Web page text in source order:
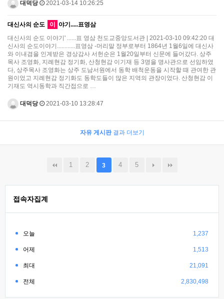
대덕당 2021-03-14 10:26:25
대신사의 순도 이 야기.....표영삼
대신사의 순도 이야기' ......표 영삼 천도교중앙도서관 | 2021-03-10 09:42:20 대
신사의 순도이야기............표영삼 -머리말 정부로부터 1864년 1월6일에 대신사
와 이내겸을 인계받은 경상감사 서헌순은 1월20일부터 신문에 들어갔다. 상주
목사 조영화, 지례현감 정기화, 산청현감 이기재 등 3명을 명사관으로 선임하였
다, 상주목사 조영화는 상주 도남서원에서 동학 배척운동을 시작할 때 관여한 관
원이었고 지례현감 정기화도 동학도들이 많은 지역의 관장이었다. 산청현감 이
기재도 역시동학과 직간접으로 …
대덕당 2021-03-10 13:28:47
자유 게시판결과 더보기
1 2 3 4 5
접속자집계
오늘 1,237
어제 1,513
최대 21,091
전체 2,830,498